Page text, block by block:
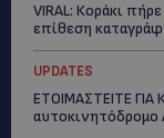
VIRAL: Κοράκι
επίθεση
UPDATES
ΕΤΟΙΜΑΣΤΕΙΤΕ